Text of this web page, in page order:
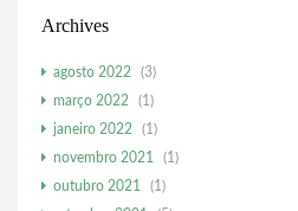
Archives
agosto 2022
(3)
março 2022
(1)
janeiro 2022
(1)
novembro 2021
(1)
outubro 2021
(1)